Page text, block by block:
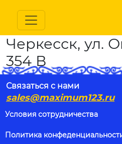
Черкесск, ул.
354 В
Связаться с нами
sales@maximum123.ru
Условия сотрудничества
Политика